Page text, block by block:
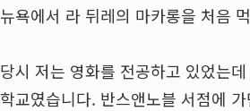
뉴욕에서 라 뒤레의 마카롱을 처음
당시 저는 영화를 전공하고 있었는
학교였습니다. 반스앤노블 서점에